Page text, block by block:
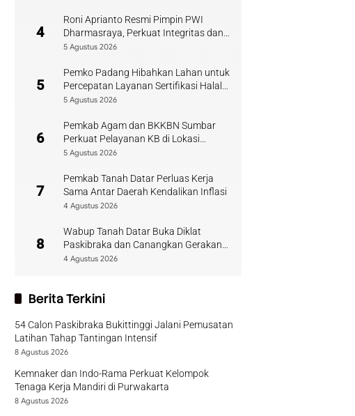
4
Roni Aprianto Resmi Pimpin PWI
Dharmasraya, Perkuat Integritas dan
Kompetensi Jurnalis
5 Agustus 2026
5
Pemko Padang Hibahkan Lahan untuk
Percepatan Layanan Sertifikasi Halal
di Sumbar
5 Agustus 2026
6
Pemkab Agam dan BKKBN Sumbar
Perkuat Pelayanan KB di Lokasi
Bencana
5 Agustus 2026
7
Pemkab Tanah Datar Perluas Kerja
Sama Antar Daerah Kendalikan Inflasi
4 Agustus 2026
8
Wabup Tanah Datar Buka Diklat
Paskibraka dan Canangkan Gerakan
Bendera
4 Agustus 2026
Berita Terkini
54 Calon Paskibraka Bukittinggi Jalani Pemusatan
Latihan Tahap Tantingan Intensif
8 Agustus 2026
Kemnaker dan Indo-Rama Perkuat Kelompok
Tenaga Kerja Mandiri di Purwakarta
8 Agustus 2026